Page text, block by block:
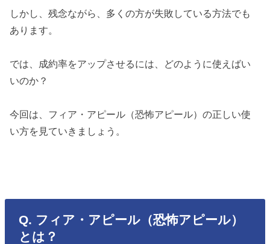
しかし、残念ながら、多くの方が失敗している方法でも
あります。
では、成約率をアップさせるには、どのように使えばい
いのか？
今回は、フィア・アピール（恐怖アピール）の正しい使
い方を見ていきましょう。
Q. フィア・アピール（恐怖アピール）
とは？